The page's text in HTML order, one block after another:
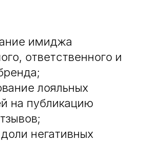
имиджа
ответственного и
лояльных
на публикацию
негативных